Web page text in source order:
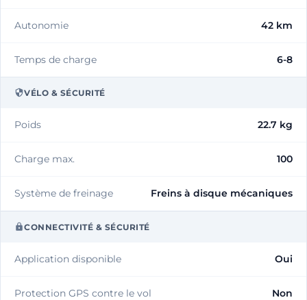
Autonomie 42 km
Temps de charge 6-8
VÉLO & SÉCURITÉ
Poids 22.7 kg
Charge max. 100
Système de freinage Freins à disque mécaniques
CONNECTIVITÉ & SÉCURITÉ
Application disponible Oui
Protection GPS contre le vol Non